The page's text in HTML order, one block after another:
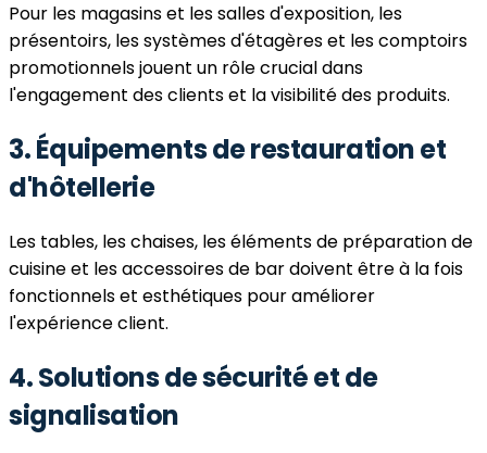
Pour les magasins et les salles d'exposition, les
présentoirs, les systèmes d'étagères et les comptoirs
promotionnels jouent un rôle crucial dans
l'engagement des clients et la visibilité des produits.
3. Équipements de restauration et
d'hôtellerie
Les tables, les chaises, les éléments de préparation de
cuisine et les accessoires de bar doivent être à la fois
fonctionnels et esthétiques pour améliorer
l'expérience client.
4. Solutions de sécurité et de
signalisation